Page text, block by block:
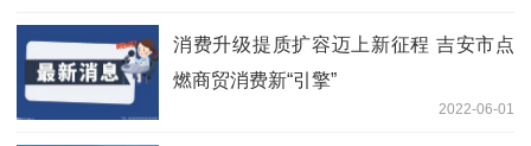
消费升级提质扩容迈上新征程 吉安市点
燃商贸消费新“引擎”
2022-06-01